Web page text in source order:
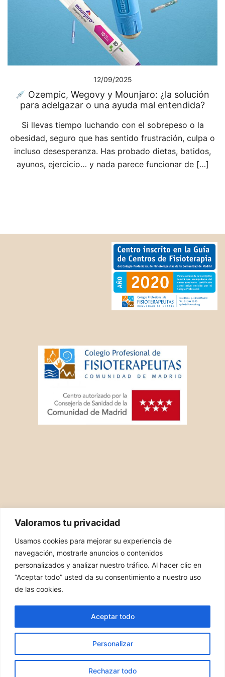
Valoramos tu privacidad
Usamos cookies para mejorar su experiencia de
navegación, mostrarle anuncios o contenidos
personalizados y analizar nuestro tráfico. Al hacer clic en
“Aceptar todo” usted da su consentimiento a nuestro uso
de las cookies.
Personalizar
Rechazar todo
Aceptar todo
12/09/2025
Ozempic, Wegovy y Mounjaro: ¿la solución
para adelgazar o una ayuda mal entendida?
Si llevas tiempo luchando con el sobrepeso o la
obesidad, seguro que has sentido frustración, culpa o
incluso desesperanza. Has probado dietas, batidos,
ayunos, ejercicio… y nada parece funcionar de […]
PIDE TU CITA
Politica de cookies
© 2026 Fisioakela. Página creada por MJ Web